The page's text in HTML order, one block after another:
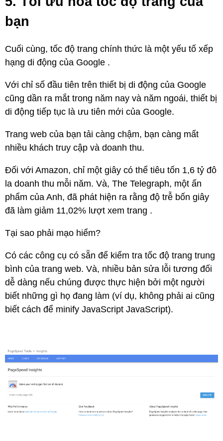
bạn
Cuối cùng, tốc độ trang chính thức là một yếu tố xếp
hạng di động của Google .
Với chỉ số đầu tiên trên thiết bị di động của Google
cũng dần ra mắt trong năm nay và năm ngoái, thiết bị
di động tiếp tục là ưu tiên mới của Google.
Trang web của bạn tải càng chậm, bạn càng mất
nhiều khách truy cập và doanh thu.
Đối với Amazon, chỉ một giây có thể tiêu tốn 1,6 tỷ đô
la doanh thu mỗi năm. Và, The Telegraph, một ấn
phẩm của Anh, đã phát hiện ra rằng độ trễ bốn giây
đã làm giảm 11,02% lượt xem trang .
Tại sao phải mạo hiểm?
Có các công cụ có sẵn để kiểm tra tốc độ trang trung
bình của trang web. Và, nhiều bản sửa lỗi tương đối
dễ dàng nếu chúng được thực hiện bởi một người
biết những gì họ đang làm (ví dụ, không phải ai cũng
biết cách để minify JavaScript JavaScript).